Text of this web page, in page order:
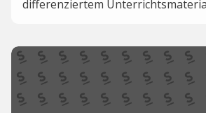
differenziertem